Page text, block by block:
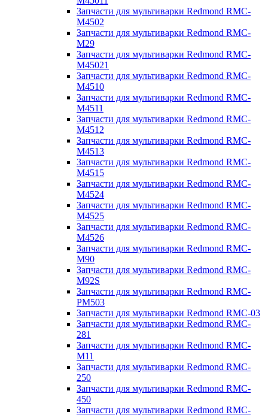
Запчасти для мультиварки Redmond RMC-
M4502
Запчасти для мультиварки Redmond RMC-
M29
Запчасти для мультиварки Redmond RMC-
M45021
Запчасти для мультиварки Redmond RMC-
M4510
Запчасти для мультиварки Redmond RMC-
M4511
Запчасти для мультиварки Redmond RMC-
M4512
Запчасти для мультиварки Redmond RMC-
M4513
Запчасти для мультиварки Redmond RMC-
M4515
Запчасти для мультиварки Redmond RMC-
M4524
Запчасти для мультиварки Redmond RMC-
M4525
Запчасти для мультиварки Redmond RMC-
M4526
Запчасти для мультиварки Redmond RMC-
M90
Запчасти для мультиварки Redmond RMC-
M92S
Запчасти для мультиварки Redmond RMC-
PM503
Запчасти для мультиварки Redmond RMC-03
Запчасти для мультиварки Redmond RMC-
281
Запчасти для мультиварки Redmond RMC-
M11
Запчасти для мультиварки Redmond RMC-
250
Запчасти для мультиварки Redmond RMC-
450
Запчасти для мультиварки Redmond RMC-